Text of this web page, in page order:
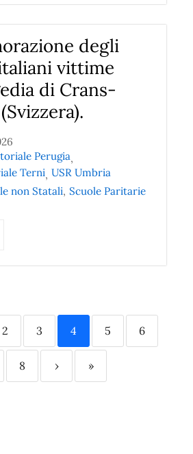
degli
vittime
di Crans-
Perugia,
Terni, USR Umbria
non Statali, Scuole Paritarie
2 3 4 5 6
8 › »